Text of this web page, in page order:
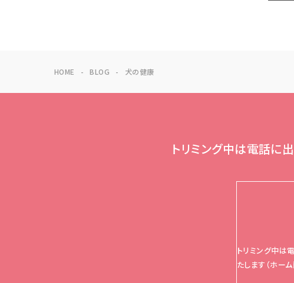
HOME BLOG 犬の健康
トリミング中は電話に
トリミング中は
たします（ホー